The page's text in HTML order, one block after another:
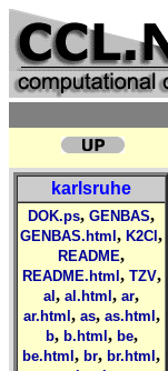
karlsruhe
DOK.ps, GENBAS,
GENBAS.html , K2Cl ,
README,
README.html , TZV,
al , al.html , ar,
ar.html , as, as.html ,
b, b.html , be,
be.html , br, br.html ,